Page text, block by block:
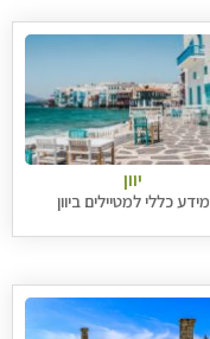
יוון
מידע כללי למטיילים ביוון